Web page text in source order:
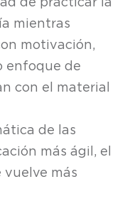
de practicar la
mientras
motivación,
enfoque de
con el material
de las
más ágil, el
vuelve más